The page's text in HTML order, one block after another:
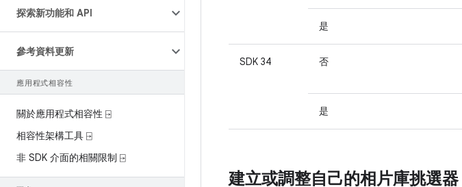
探索新功能和 API
參考資料更新
應用程式相容性
關於應用程式相容性 ⍈
相容性架構工具 ⍈
非 SDK 介面的相關限制 ⍈
是
SDK 34 否
是
建立或調整自己的相片庫挑選器